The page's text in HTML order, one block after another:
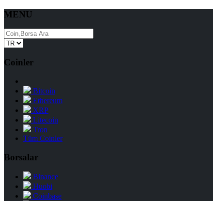
MENU
Coinler
Bitcoin
Ethereum
XRP
Litecoin
Tron
Tüm Coinler
Borsalar
Binance
Huobi
Coinbase